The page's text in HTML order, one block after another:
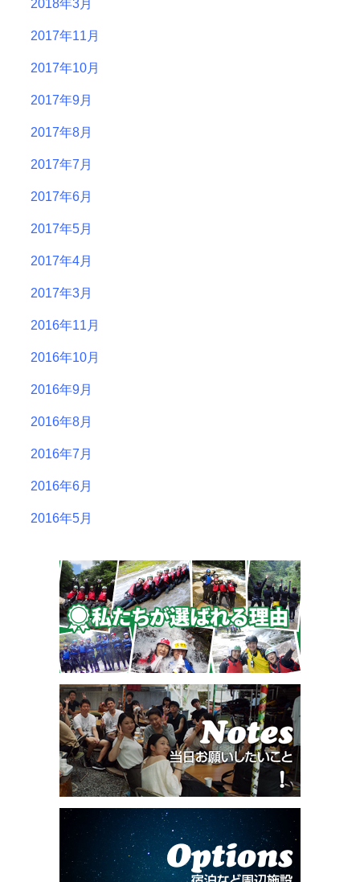
2018年3月
2017年11月
2017年10月
2017年9月
2017年8月
2017年7月
2017年6月
2017年5月
2017年4月
2017年3月
2016年11月
2016年10月
2016年9月
2016年8月
2016年7月
2016年6月
2016年5月